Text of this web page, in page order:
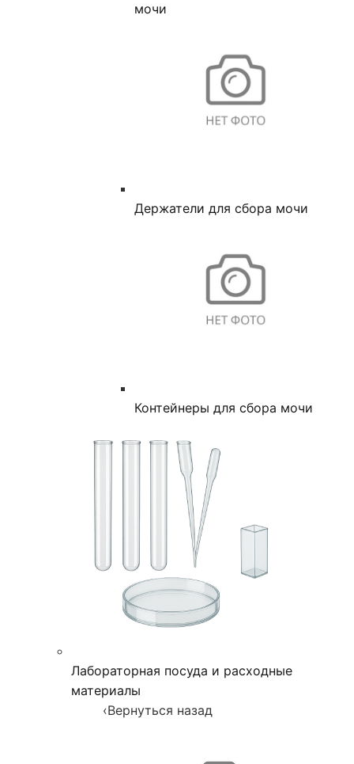
мочи
Держатели для сбора мочи
Контейнеры для сбора мочи
Лабораторная посуда и расходные
материалы
‹Вернуться назад